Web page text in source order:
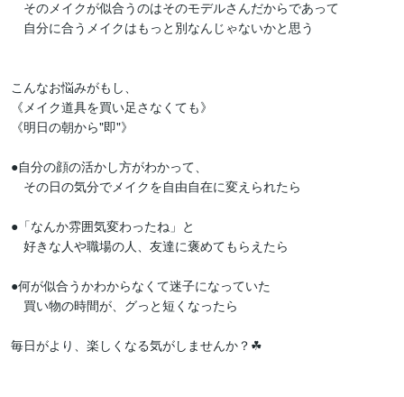
そのメイクが似合うのはそのモデルさんだからであって
自分に合うメイクはもっと別なんじゃないかと思う
こんなお悩みがもし、
《メイク道具を買い足さなくても》
《明日の朝から"即"》
●自分の顔の活かし方がわかって、
その日の気分でメイクを自由自在に変えられたら
●「なんか雰囲気変わったね」と
好きな人や職場の人、友達に褒めてもらえたら
●何が似合うかわからなくて迷子になっていた
買い物の時間が、グっと短くなったら
毎日がより、楽しくなる気がしませんか？☘